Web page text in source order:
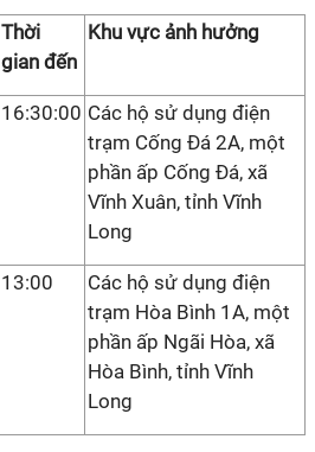
Thời
gian đến
Khu vực ảnh hưởng
16:30:00 Các hộ sử dụng điện
trạm Cống Đá 2A, một
phần ấp Cống Đá, xã
Vĩnh Xuân, tỉnh Vĩnh
Long
13:00
Các hộ sử dụng điện
trạm Hòa Bình 1A, một
phần ấp Ngãi Hòa, xã
Hòa Bình, tỉnh Vĩnh
Long